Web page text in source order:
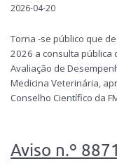
2026-04-20
Torna -se público que
2026 a consulta pública
Avaliação de
Medicina Veterinária,
Conselho Científico da
Aviso n.º